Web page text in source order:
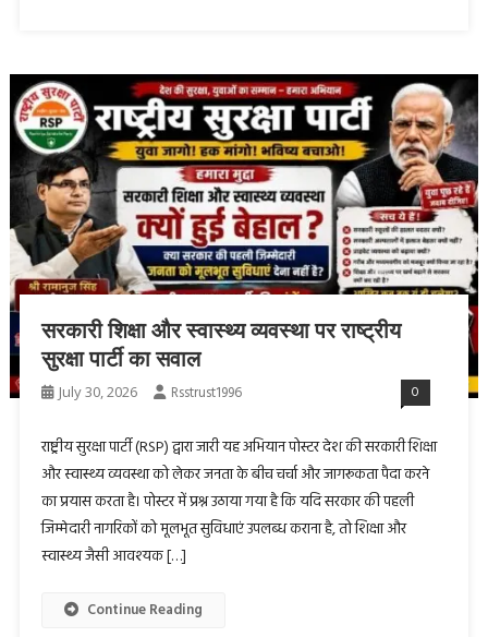
सरकारी शिक्षा और स्वास्थ्य व्यवस्था पर राष्ट्रीय
सुरक्षा पार्टी का सवाल
July 30, 2026 Rsstrust1996 0
राष्ट्रीय सुरक्षा पार्टी (RSP) द्वारा जारी यह अभियान पोस्टर देश की सरकारी शिक्षा
और स्वास्थ्य व्यवस्था को लेकर जनता के बीच चर्चा और जागरूकता पैदा करने
का प्रयास करता है। पोस्टर में प्रश्न उठाया गया है कि यदि सरकार की पहली
जिम्मेदारी नागरिकों को मूलभूत सुविधाएं उपलब्ध कराना है, तो शिक्षा और
स्वास्थ्य जैसी आवश्यक […]
Continue Reading